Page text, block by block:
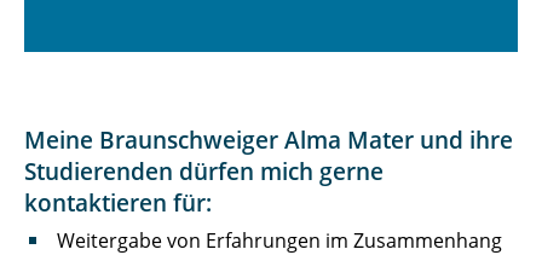
Meine Braunschweiger Alma Mater und ihre
Studierenden dürfen mich gerne
kontaktieren für:
Weitergabe von Erfahrungen im Zusammenhang